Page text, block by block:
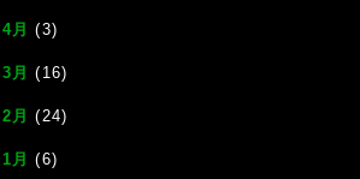
月 (3)
月 (16)
月 (24)
月 (6)